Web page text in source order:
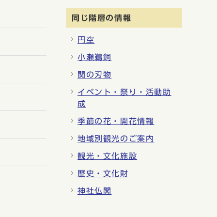
同じ階層の情報
円空
小瀬鵜飼
関の刃物
イベント・祭り・活動助
成
季節の花・開花情報
地域別観光のご案内
観光・文化施設
歴史・文化財
神社仏閣